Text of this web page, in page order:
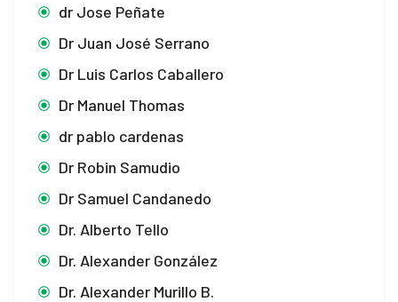
dr Jose Peñate
Dr Juan José Serrano
Dr Luis Carlos Caballero
Dr Manuel Thomas
dr pablo cardenas
Dr Robin Samudio
Dr Samuel Candanedo
Dr. Alberto Tello
Dr. Alexander González
Dr. Alexander Murillo B.